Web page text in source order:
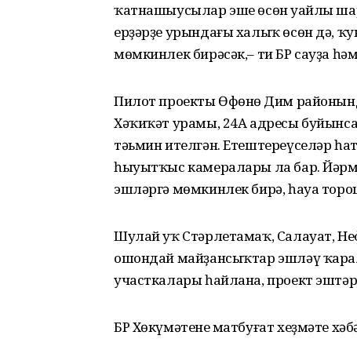
ҡатнашыусылар эше өсөн уңайлы
ерҙәрҙе урындағы халыҡ өсөн дә,
мөмкинлек бирәсәк,– ти БР сауҙа
Пилот проекты Өфөнөң Дим
Хәҡиҡәт урамы, 24А адресы
тәьмин ителгән. Етештереүселәр
һыуытҡыс камералары ла бар.
эшләргә мөмкинлек бирә, һауа
Шулай уҡ Стәрлетамаҡ, Салауат,
ошондай майҙансыҡтар эшләү
участкалары һайлана, проект
БР Хөкүмәтенең матбуғат хеҙмәте